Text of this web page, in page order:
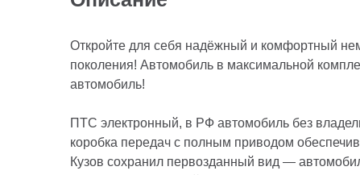
Откройте для себя надёжный и комфортный
поколения! Автомобиль в максимальной
автомобиль!
ПТС электронный, в РФ автомобиль без
коробка передач с полным приводом
Кузов сохранил первозданный вид —